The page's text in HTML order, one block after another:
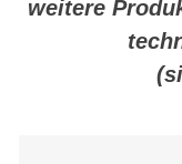
weitere